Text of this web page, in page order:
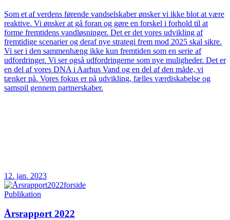
Som et af verdens førende vandselskaber ønsker vi ikke blot at være
reaktive. Vi ønsker at gå foran og gøre en forskel i forhold til at
forme fremtidens vandløsninger. Det er det vores udvikling af
fremtidige scenarier og deraf nye strategi frem mod 2025 skal sikre.
Vi ser i den sammenhæng ikke kun fremtiden som en serie af
udfordringer. Vi ser også udfordringerne som nye muligheder. Det er
en del af vores DNA i Aarhus Vand og en del af den måde, vi
tænker på. Vores fokus er på udvikling, fælles værdiskabelse og
samspil gennem partnerskaber.
12. jan. 2023
Publikation
Årsrapport 2022